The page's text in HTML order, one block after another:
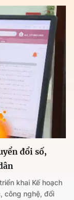
đổi số,
khai Kế hoạch
công nghệ, đổi